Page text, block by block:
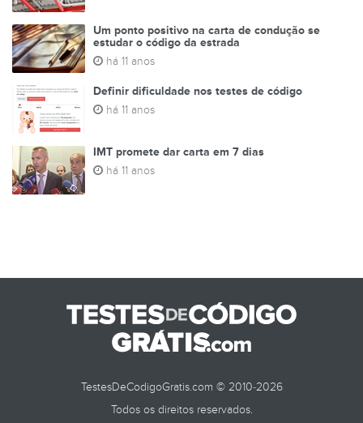
Um ponto positivo na carta de condução se
estudar o código da estrada
há 11 anos
Definir dificuldade nos testes de código
há 11 anos
IMT promete dar carta em 7 dias
há 11 anos
TestesDeCodigoGratis.com © 2010-2026
Todos os direitos reservados.